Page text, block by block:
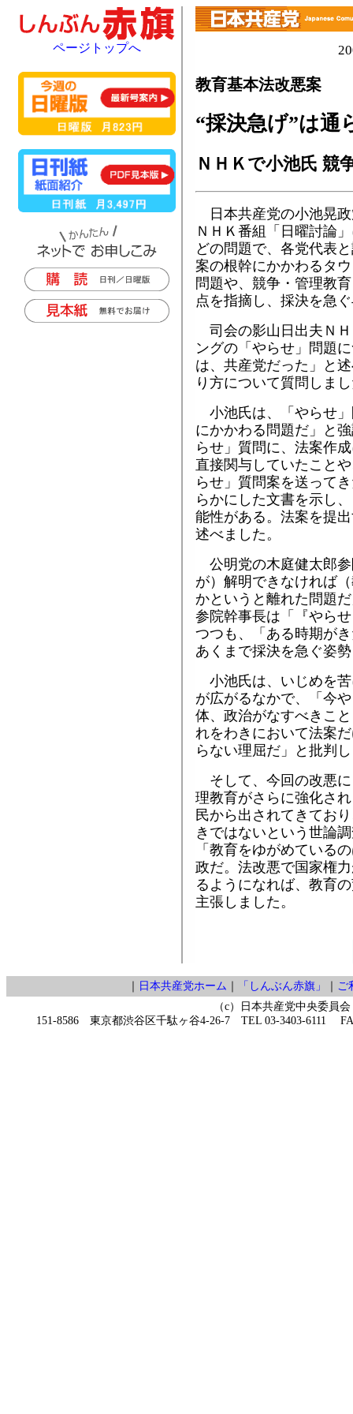
教育基本法改悪案
“採決急げ”は通
ＮＨＫで小池氏 競
日本共産党の小池晃
ＮＨＫ番組「日曜討論
どの問題で、各党代表
案の根幹にかかわるタ
問題や、競争・管理教
点を指摘し、採決を急
司会の影山日出夫Ｎ
ングの「やらせ」問題
は、共産党だった」と
り方について質問しま
小池氏は、「やらせ
にかかわる問題だ」と
らせ」質問に、法案作
直接関与していたこと
らせ」質問案を送って
らかにした文書を示し
能性がある。法案を提
述べました。
公明党の木庭健太郎
が）解明できなければ
かというと離れた問題
参院幹事長は「『やら
つつも、「ある時期が
あくまで採決を急ぐ姿
小池氏は、いじめを
が広がるなかで、「今
体、政治がなすべきこ
れをわきにおいて法案
らない理屈だ」と批判
そして、今回の改悪
理教育がさらに強化さ
民から出されてきてお
きではないという世論
「教育をゆがめている
政だ。法改悪で国家権
るようになれば、教育
主張しました。
ページトップへ
日本共産党ホーム 「しんぶん赤旗」
ご
（c）日本共産党中央委員会
151-8586 東京都渋谷区千駄ヶ谷4-26-7 TEL 03-3403-6111